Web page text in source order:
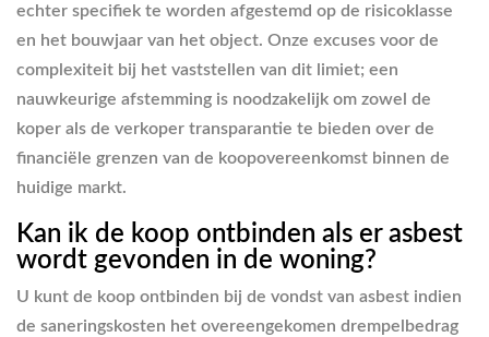
echter specifiek te worden afgestemd op de risicoklasse
en het bouwjaar van het object. Onze excuses voor de
complexiteit bij het vaststellen van dit limiet; een
nauwkeurige afstemming is noodzakelijk om zowel de
koper als de verkoper transparantie te bieden over de
financiële grenzen van de koopovereenkomst binnen de
huidige markt.
Kan ik de koop ontbinden als er asbest
wordt gevonden in de woning?
U kunt de koop ontbinden bij de vondst van asbest indien
de saneringskosten het overeengekomen drempelbedrag